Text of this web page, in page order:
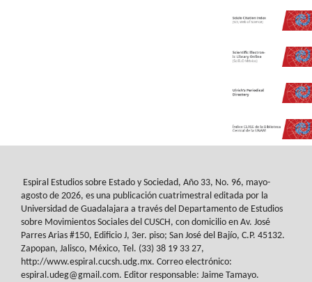
Espiral Estudios sobre Estado y Sociedad, Año 33, No. 96, mayo-
agosto de 2026, es una publicación cuatrimestral editada por la
Universidad de Guadalajara a través del Departamento de Estudios
sobre Movimientos Sociales del CUSCH, con domicilio en Av. José
Parres Arias #150, Edificio J, 3er. piso; San José del Bajío, C.P. 45132.
Zapopan, Jalisco, México, Tel. (33) 38 19 33 27,
http://www.espiral.cucsh.udg.mx. Correo electrónico:
espiral.udeg@gmail.com. Editor responsable: Jaime Tamayo.